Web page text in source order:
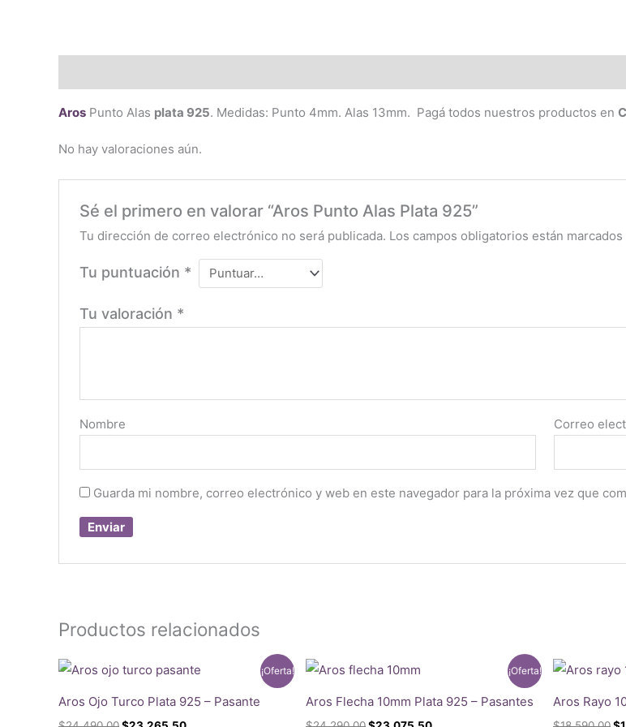
Aros Punto Alas plata 925. Medidas: Punto 4mm. Alas 13mm. Pagá todos nuestros productos en
No hay valoraciones aún.
Sé el primero en valorar “Aros Punto Alas Plata 925”
Tu dirección de correo electrónico no será publicada. Los campos obligatorios están marcados
Tu puntuación *
Tu valoración *
Nombre Correo
Guarda mi nombre, correo electrónico y web en este navegador para la próxima vez que
Productos relacionados
¡Oferta!
Aros Ojo Turco Plata 925 – Pasante
El El
¡Oferta!
Aros Flecha 10mm Plata 925 – Pasantes
El El
Aros Rayo
El